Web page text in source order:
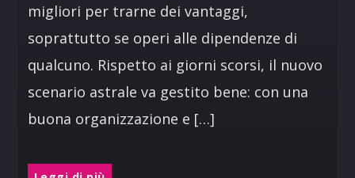
migliori per trarne dei vantaggi,
soprattutto se operi alle dipendenze di
qualcuno. Rispetto ai giorni scorsi, il nuovo
scenario astrale va gestito bene: con una
buona organizzazione e […]